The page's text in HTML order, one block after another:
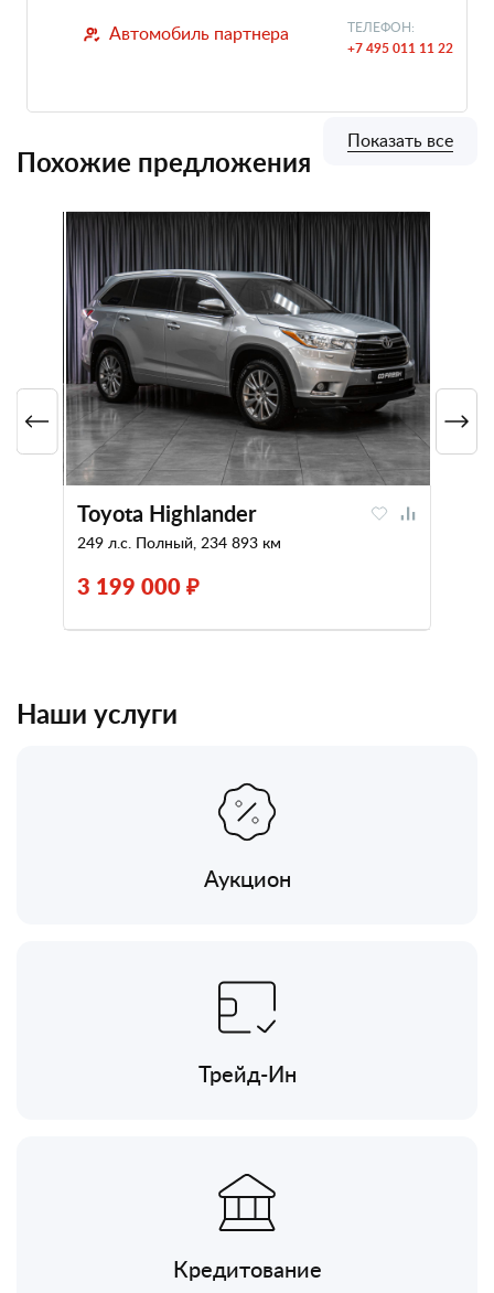
Автомобиль партнера ТЕЛЕФОН:
+7 495 011 11 22
Похожие предложения
Toyota Highlander
249 л.с. Полный, 234 893 км
3 199 000 ₽
Показать все
Наши услуги
Аукцион
Трейд-Ин
Кредитование